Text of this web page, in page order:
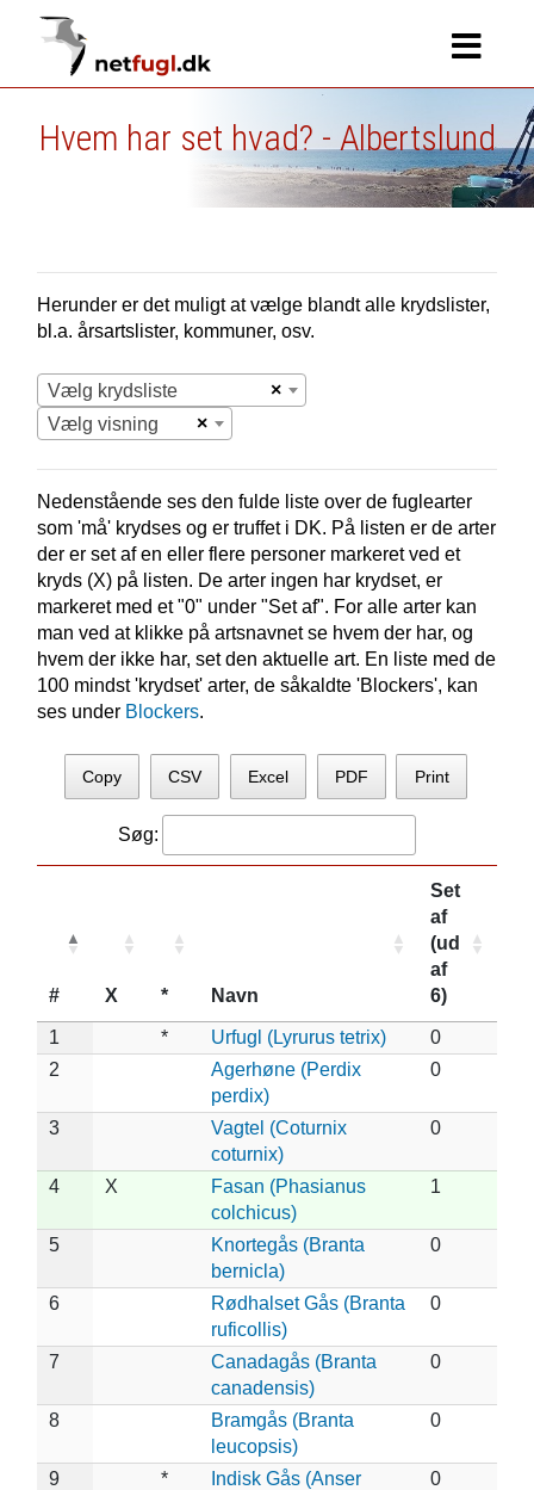
Hvem har set hvad? - Albertslund
Herunder er det muligt at vælge blandt alle krydslister,
bl.a. årsartslister, kommuner, osv.
×
Vælg krydsliste
×
Vælg visning
Nedenstående ses den fulde liste over de fuglearter
som 'må' krydses og er truffet i DK. På listen er de arter
der er set af en eller flere personer markeret ved et
kryds (X) på listen. De arter ingen har krydset, er
markeret med et "0" under "Set af". For alle arter kan
man ved at klikke på artsnavnet se hvem der har, og
hvem der ikke har, set den aktuelle art. En liste med de
100 mindst 'krydset' arter, de såkaldte 'Blockers', kan
ses under Blockers.
Copy CSV Excel PDF Print
Søg:
# X * Navn
Set
af
(ud
af
6)
1 * Urfugl (Lyrurus tetrix)
0
2
Agerhøne (Perdix
perdix)
0
3
Vagtel (Coturnix
coturnix)
0
4 X
Fasan (Phasianus
colchicus)
1
5
Knortegås (Branta
bernicla)
0
6
Rødhalset Gås (Branta
ruficollis)
0
7
Canadagås (Branta
canadensis)
0
8
Bramgås (Branta
leucopsis)
0
9 *
Indisk Gås (Anser
0